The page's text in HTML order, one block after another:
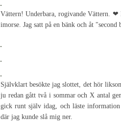
Vättern! Underbara, rogivande Vättern. ❤
imorse. Jag satt på en bänk och åt "second
Självklart besökte jag slottet, det hör
ju redan gått två i sommar och X antal
gick runt själv idag, och läste
där jag kunde slå mig ner.